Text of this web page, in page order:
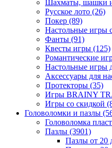
Шахматы, шашки
Русское лото (26)
Покер (89)
Настольные игры
Фанты (91)
Квесты игры (125)
Романтические
Настольные игры
Аксессуары для
Протекторы (35)
Игры BRAINY
Игры со скидкой
Головоломки и пазлы
Головоломка
Пазлы (3901)
Пазлы от 20